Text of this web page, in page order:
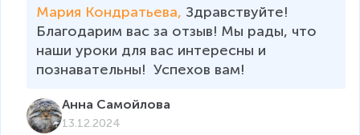
Мария Кондратьева, Здравствуйте!
Благодарим вас за отзыв! Мы рады, что
наши уроки для вас интересны и
познавательны!  Успехов вам!
Анна Самойлова
13.12.2024